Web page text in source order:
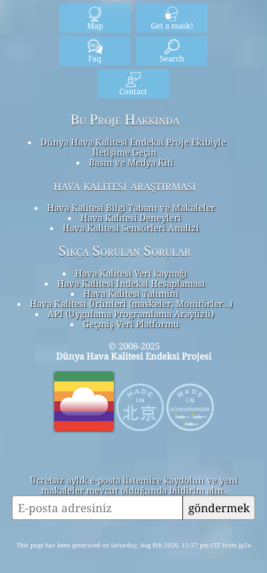
Map Get a mask!
Faq Search
Contact
Bu Proje Hakkında
Dünya Hava Kalitesi Endeksi Proje Ekibiyle
İletişime Geçin
Basın ve Medya Kiti
hava kalitesi araştırması
Hava Kalitesi Bilgi Tabanı ve Makaleler
Hava Kalitesi Deneyleri
Hava Kalitesi Sensörleri Analizi
Sıkça Sorulan Sorular
Hava Kalitesi Veri kaynağı
Hava Kalitesi İndeksi Hesaplaması
Hava Kalitesi Tahmini
Hava Kalitesi Ürünleri (maskeler, Monitörler…)
API (Uygulama Programlama Arayüzü)
Geçmiş Veri Platformu
© 2008-2025
Dünya Hava Kalitesi Endeksi Projesi
Ücretsiz aylık e-posta listemize kaydolun ve yeni
makaleler mevcut olduğunda bildirim alın.
göndermek
This page has been generated on Saturday, Aug 8th 2026, 15:37 pm CST from jp2n